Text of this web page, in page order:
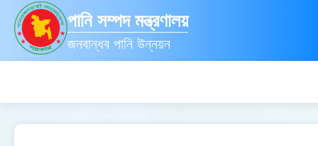
পানি সম্পদ মন্ত্রণালয়
জনবান্ধব পানি উন্নয়ন